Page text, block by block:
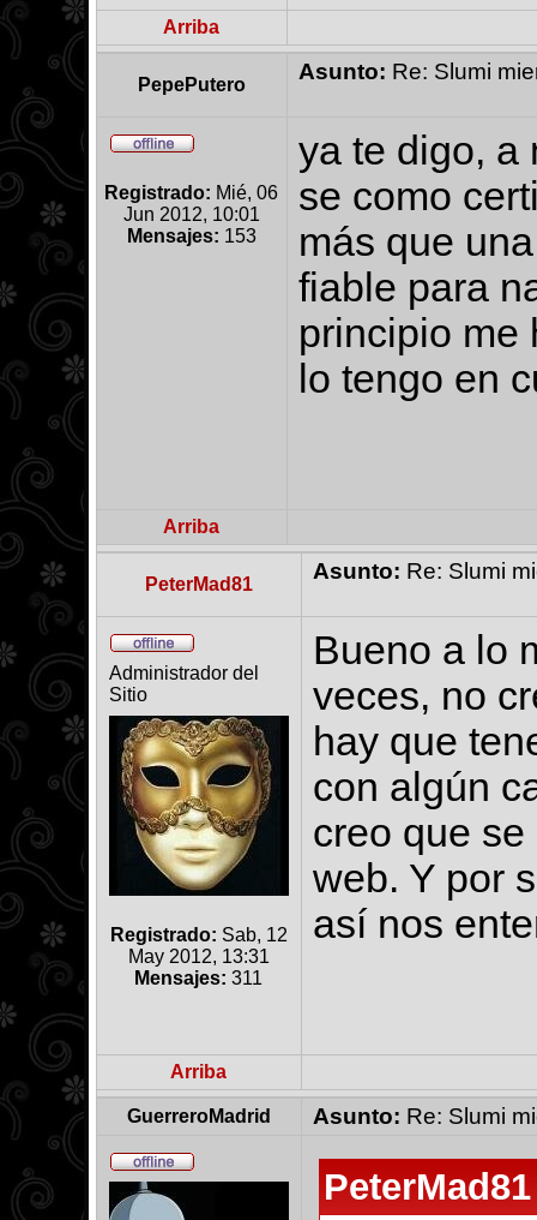
Arriba
PepePutero
Asunto: Re: Slumi
Registrado: Mié, 06
Jun 2012, 10:01
Mensajes: 153
ya te digo, a
se como
más que
fiable para
principio me
lo tengo en
Arriba
PeterMad81
Asunto: Re: Slumi
Administrador del
Sitio
Registrado: Sab, 12
May 2012, 13:31
Mensajes: 311
Bueno a lo
veces, no
hay que
con algún
creo que
web. Y por
así nos
Arriba
GuerreroMadrid Asunto: Re: Slumi